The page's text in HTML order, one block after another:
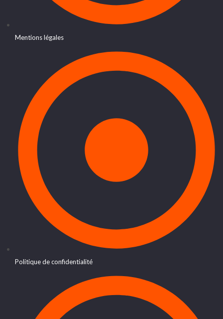
Mentions légales
Politique de confidentialité